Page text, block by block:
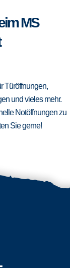
MS
Türöffnungen,
und vieles mehr.
Notöffnungen zu
Sie gerne!